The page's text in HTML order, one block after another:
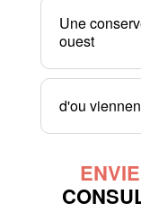
Une
ouest
d'ou